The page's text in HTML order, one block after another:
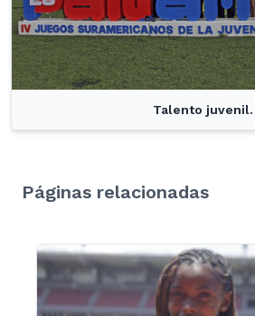
Talento juvenil.
Páginas relacionadas